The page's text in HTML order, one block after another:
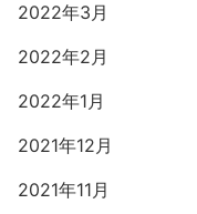
2022年3月
2022年2月
2022年1月
2021年12月
2021年11月